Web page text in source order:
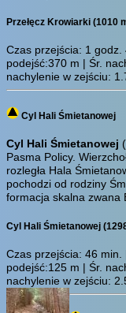
Przełęcz Krowiarki (1010
Czas przejścia: 1 godz.
podejść:370 m | Śr.
nachylenie w zejściu:
Cyl Hali Śmietanowej
Cyl Hali Śmietanowej
Pasma Policy.
rozległa Hala
pochodzi od rodziny
formacja skalna zwana
Cyl Hali Śmietanowej
Czas przejścia: 46 min.
podejść:125 m | Śr.
nachylenie w zejściu: